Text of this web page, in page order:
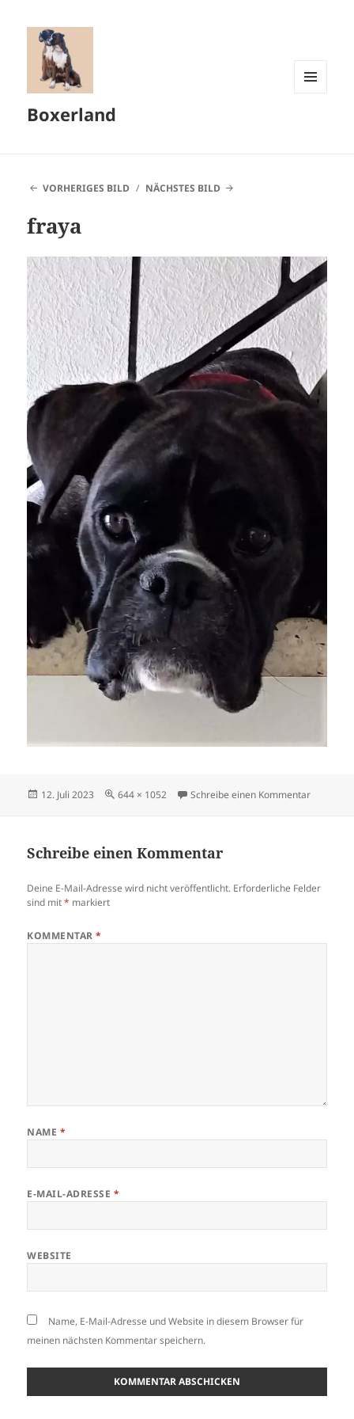
Boxerland
VORHERIGES BILD NÄCHSTES BILD
fraya
Veröffentlicht
12. Juli 2023 Originalgröße
644 × 1052 Schreibe einen Kommentarzu fraya
Schreibe einen Kommentar
Deine E-Mail-Adresse wird nicht veröffentlicht. Erforderliche Felder
sind mit* markiert
KOMMENTAR*
NAME *
E-MAIL-ADRESSE *
WEBSITE
Name, E-Mail-Adresse und Website in diesem Browser für
meinen nächsten Kommentar speichern.